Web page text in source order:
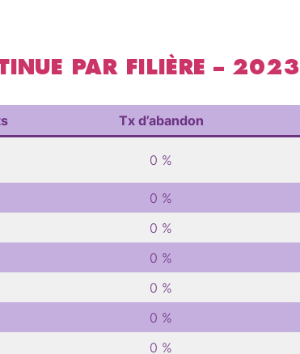
PAR FILIÈRE – 2023
Tx d’abandon
0 %
0 %
0 %
0 %
0 %
0 %
0 %